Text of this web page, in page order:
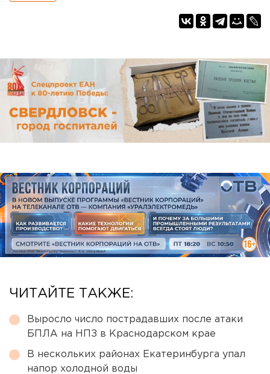
ЧИТАЙТЕ ТАКЖЕ:
Выросло число пострадавших после атаки
БПЛА на НПЗ в Краснодарском крае
В нескольких районах Екатеринбурга упал
напор холодной воды